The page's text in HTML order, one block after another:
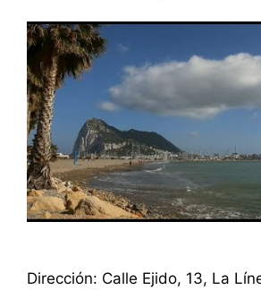
Dirección: Calle Ejido, 13, La